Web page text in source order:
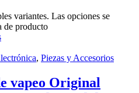
variantes. Las opciones se
de producto
, Piezas y Accesorios
vapeo Original